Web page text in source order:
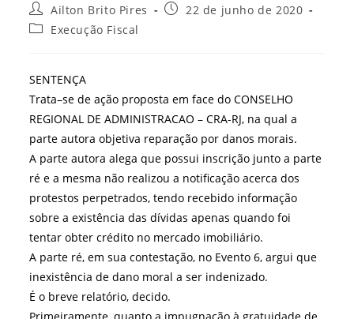
Autor
do
post:
Ailton Brito Pires
Post22 de junho de 2020
Categoria
Execução Fiscal
SENTENÇA
Trata–se de ação proposta em face do CONSELHO
REGIONAL DE ADMINISTRACAO – CRA-RJ, na qual a
parte autora objetiva reparação por danos morais.
A parte autora alega que possui inscrição junto a parte
ré e a mesma não realizou a notificação acerca dos
protestos perpetrados, tendo recebido informação
sobre a existência das dívidas apenas quando foi
tentar obter crédito no mercado imobiliário.
A parte ré, em sua contestação, no Evento 6, argui que
inexistência de dano moral a ser indenizado.
É o breve relatório, decido.